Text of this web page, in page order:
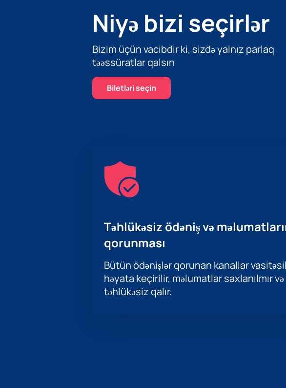
Niyə bizi seçirlər
Bizim üçün vacibdir ki, sizdə yalnız parlaq
təəssüratlar qalsın
Biletləri seçin
Təhlükəsiz ödəniş və
qorunması
Bütün ödənişlər qorunan kanallar
həyata keçirilir, məlumatlar saxlanılmır və
təhlükəsiz qalır.